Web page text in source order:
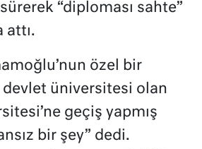
“diploması sahte”
attı.
özel bir
üniversitesi olan
geçiş yapmış
bir şey” dedi.